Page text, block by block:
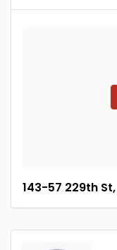
143-57 229th St,